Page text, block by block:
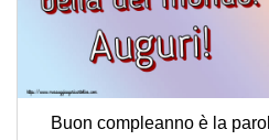
Buon compleanno è la